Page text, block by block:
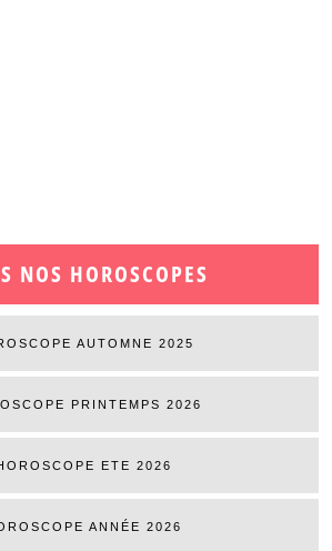
NOS HOROSCOPES
AUTOMNE 2025
PRINTEMPS 2026
ETE 2026
ANNÉE 2026